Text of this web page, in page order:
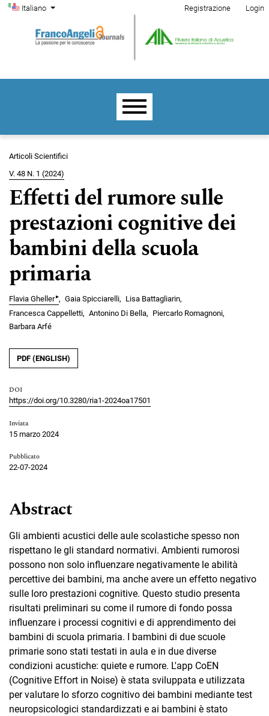
Salta al menu principale di navigazione
Salta al contenuto principale
Salta al piè di pagina del sito
Cambia la lingua. La lingua corrente è:
Italiano
Menu di amministrazione
Registrazione Login
Menu principale
Articoli Scientifici
V. 48 N. 1 (2024)
Effetti del rumore sulle
prestazioni cognitive dei
bambini della scuola
primaria
Flavia Gheller▸ Gaia Spicciarelli
Lisa Battagliarin
Francesca Cappelletti
Antonino Di Bella
Piercarlo Romagnoni
Barbara Arfé
PDF (ENGLISH)
DOI
https://doi.org/10.3280/ria1-2024oa17501
Inviata
15 marzo 2024
Pubblicato
22-07-2024
Abstract
Gli ambienti acustici delle aule scolastiche spesso non
rispettano le gli standard normativi. Ambienti rumorosi
possono non solo influenzare negativamente le abilità
percettive dei bambini, ma anche avere un effetto negativo
sulle loro prestazioni cognitive. Questo studio presenta
risultati preliminari su come il rumore di fondo possa
influenzare i processi cognitivi e di apprendimento dei
bambini di scuola primaria. I bambini di due scuole
primarie sono stati testati in aula e in due diverse
condizioni acustiche: quiete e rumore. L'app CoEN
(Cognitive Effort in Noise) è stata sviluppata e utilizzata
per valutare lo sforzo cognitivo dei bambini mediante test
neuropsicologici standardizzati e ai bambini è stato